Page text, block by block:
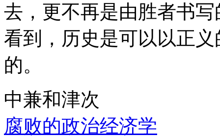
去，更不再是由胜者书
看到，历史是可以以正
的。
中兼和津次
腐败的政治经济学